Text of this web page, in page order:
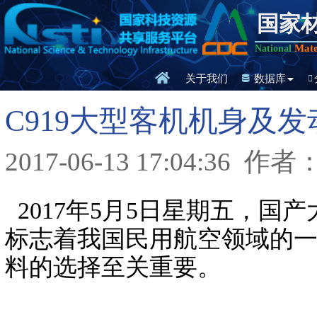
国家
National
关于我们 数据库
C919大型客机机身及
2017-06-13 17:04:36 作者
2017年5月5日星期五，国
标志着我国民用航空领域的
料的选择至关重要。